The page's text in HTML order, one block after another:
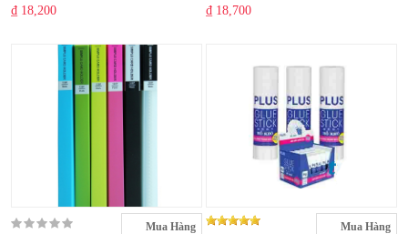
₫ 18,200
₫ 18,700
Mua Hàng Mua Hàng